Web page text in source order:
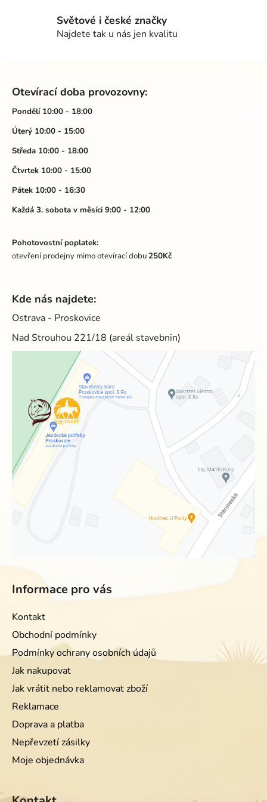
y
v
s
Světové i české značky
Najdete tak u nás jen kvalitu
Otevírací doba provozovny:
Pondělí 10:00 - 18:00
Úterý 10:00 - 15:00
Středa 10:00 - 18:00
Čtvrtek 10:00 - 15:00
Pátek 10:00 - 16:30
Každá 3. sobota v měsíci 9:00 - 12:00
Pohotovostní poplatek:
otevření prodejny mimo otevírací dobu250Kč
Kde nás najdete:
Ostrava - Proskovice
Nad Strouhou 221/18 (areál stavebnin)
Informace pro vás
Kontakt
Obchodní podmínky
Podmínky ochrany osobních údajů
Jak nakupovat
Jak vrátit nebo reklamovat zboží
Reklamace
Doprava a platba
Nepřevzetí zásilky
Moje objednávka